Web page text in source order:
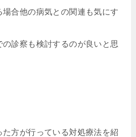
合他の病気との関連も気にす
診察も検討するのが良いと思
方が行っている対処療法を紹